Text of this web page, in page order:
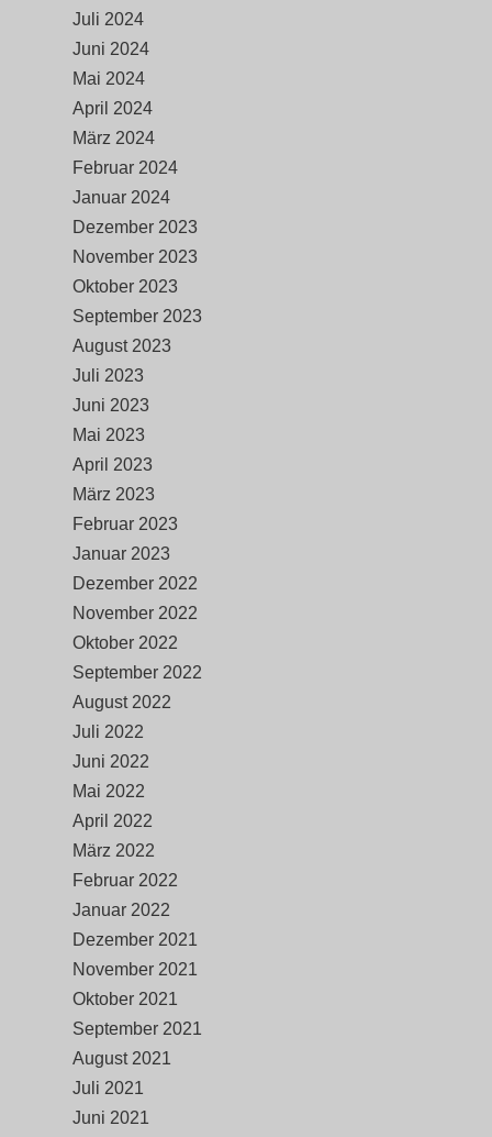
Juli 2024
Juni 2024
Mai 2024
April 2024
März 2024
Februar 2024
Januar 2024
Dezember 2023
November 2023
Oktober 2023
September 2023
August 2023
Juli 2023
Juni 2023
Mai 2023
April 2023
März 2023
Februar 2023
Januar 2023
Dezember 2022
November 2022
Oktober 2022
September 2022
August 2022
Juli 2022
Juni 2022
Mai 2022
April 2022
März 2022
Februar 2022
Januar 2022
Dezember 2021
November 2021
Oktober 2021
September 2021
August 2021
Juli 2021
Juni 2021